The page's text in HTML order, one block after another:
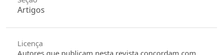
Artigos
Licença